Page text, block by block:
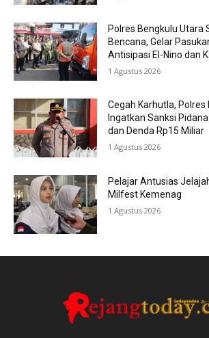
Polres Bengkulu Utara
Bencana, Gelar
Antisipasi El-Nino dan
1 Agustus 2026
Cegah Karhutla,
Ingatkan Sanksi
dan Denda Rp15 Miliar
1 Agustus 2026
Pelajar Antusias
Milfest Kemenag
1 Agustus 2026